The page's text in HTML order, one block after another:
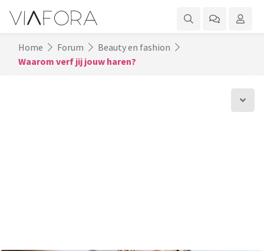
Home Forum
Beauty en fashion
Waarom verf jij jouw haren?